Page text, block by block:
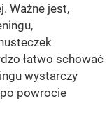
Ważne jest,
łatwo schować
wystarczy
powrocie